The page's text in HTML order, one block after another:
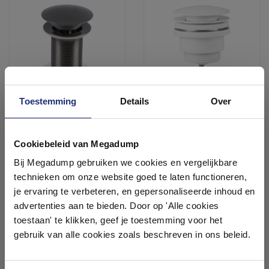
Toestemming Details Over
Cookiebeleid van Megadump
Bij Megadump gebruiken we cookies en vergelijkbare
technieken om onze website goed te laten functioneren,
je ervaring te verbeteren, en gepersonaliseerde inhoud en
advertenties aan te bieden. Door op 'Alle cookies
toestaan' te klikken, geef je toestemming voor het
gebruik van alle cookies zoals beschreven in ons beleid.
cm Gunmetal
Binnen 3 (werk)dagen
geleverd
33,82
27,95
Meer info
Binnen 3 (werk)dagen
geleverd
33,82
27,95
Meer info
badkamers in onze 1000 m²
showroom
Laat je inspireren door 21 volledig ingerichte
badkameropstellingen – van compact tot luxe. Onze
ervaren adviseurs helpen je persoonlijk, en je vindt
tegels & sanitair direct uit voorraad. Gratis parkeren
op eigen terrein.